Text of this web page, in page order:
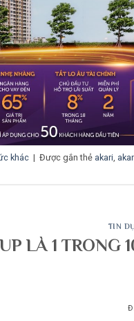
khác | Được gắn thẻ akari
TIN
LÀ 1